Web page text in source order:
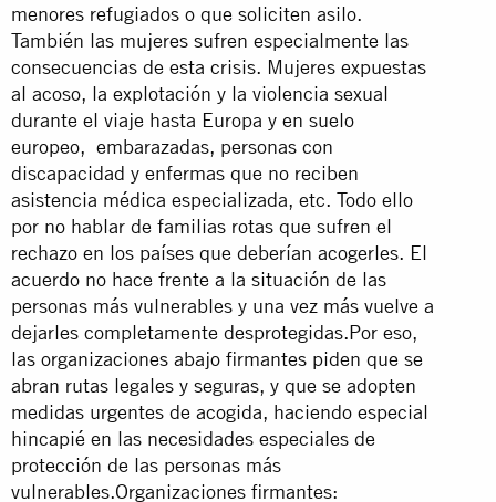
menores refugiados o que soliciten asilo.
También las mujeres sufren especialmente las
consecuencias de esta crisis. Mujeres expuestas
al acoso, la explotación y la violencia sexual
durante el viaje hasta Europa y en suelo
europeo, embarazadas, personas con
discapacidad y enfermas que no reciben
asistencia médica especializada, etc. Todo ello
por no hablar de familias rotas que sufren el
rechazo en los países que deberían acogerles. El
acuerdo no hace frente a la situación de las
personas más vulnerables y una vez más vuelve a
dejarles completamente desprotegidas.Por eso,
las organizaciones abajo firmantes piden que se
abran rutas legales y seguras, y que se adopten
medidas urgentes de acogida, haciendo especial
hincapié en las necesidades especiales de
protección de las personas más
vulnerables.Organizaciones firmantes: